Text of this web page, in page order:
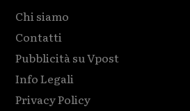
Chi siamo
Contatti
Pubblicità su Vpost
Info Legali
Privacy Policy